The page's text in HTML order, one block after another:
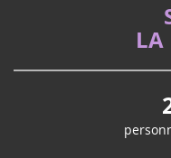
LA